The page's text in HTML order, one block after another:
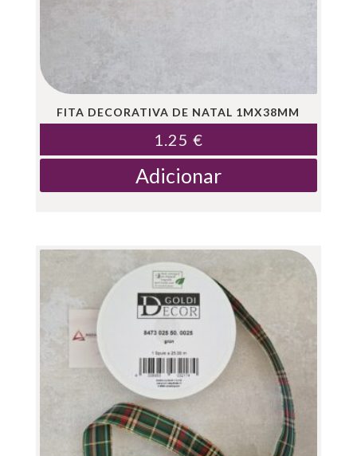
FITA DECORATIVA DE NATAL 1MX38MM
1.25 €
Adicionar